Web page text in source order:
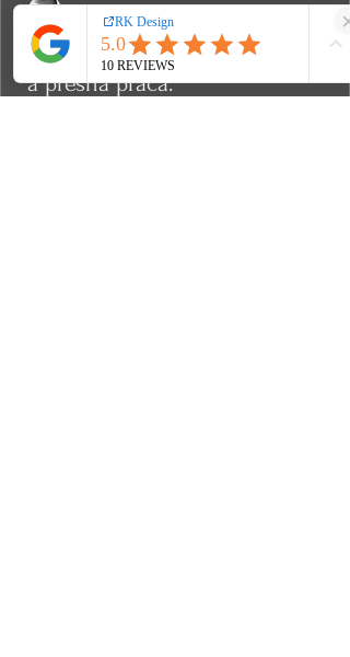
Veľmi dobré spracovanie, precízna
a presná práca.